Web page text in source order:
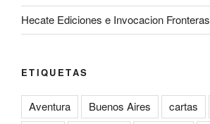
Hecate Ediciones e Invocacion Fronteras
ETIQUETAS
Aventura Buenos Aires cartas